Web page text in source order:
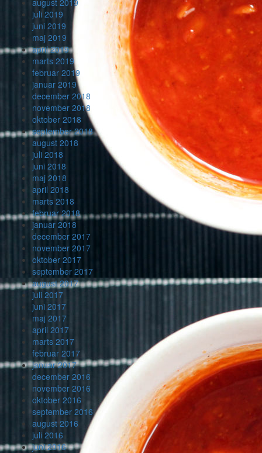
august 2019
juli 2019
juni 2019
maj 2019
april 2019
marts 2019
februar 2019
januar 2019
december 2018
november 2018
oktober 2018
september 2018
august 2018
juli 2018
juni 2018
maj 2018
april 2018
marts 2018
februar 2018
januar 2018
december 2017
november 2017
oktober 2017
september 2017
august 2017
juli 2017
juni 2017
maj 2017
april 2017
marts 2017
februar 2017
januar 2017
december 2016
november 2016
oktober 2016
september 2016
august 2016
juli 2016
juni 2016